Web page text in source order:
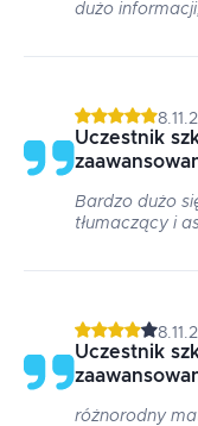
dużo
Uczestnik
Bardzo dużo
tłumaczący i
Uczestnik
różnorodny